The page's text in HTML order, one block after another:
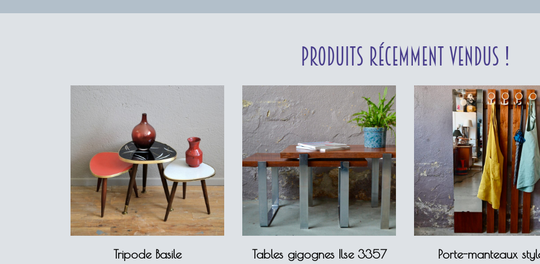
Produits récemment vendus !
Tripode Basile Tables gigognes Ilse 3357
Porte-manteaux